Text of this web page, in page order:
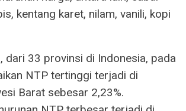
kentang karet, nilam, vanili, kopi
dari 33 provinsi di Indonesia, pada
NTP tertinggi terjadi di
Barat sebesar 2,23%.